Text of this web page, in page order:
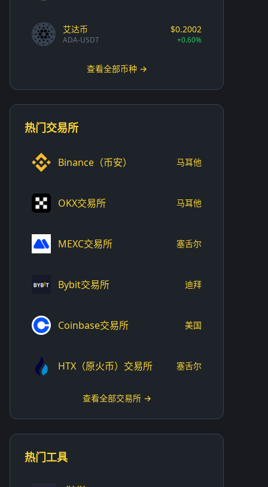
艾达币
ADA-USDT
$0.2002
+0.60%
查看全部币种 →
热门交易所
Binance（币安） 马耳他
OKX交易所 马耳他
MEXC交易所 塞舌尔
Bybit交易所 迪拜
Coinbase交易所 美国
HTX（原火币）交易所 塞舌尔
查看全部交易所 →
热门工具